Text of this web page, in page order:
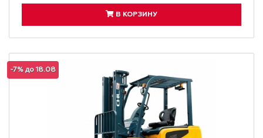
В КОРЗИНУ
-7% до 18.08